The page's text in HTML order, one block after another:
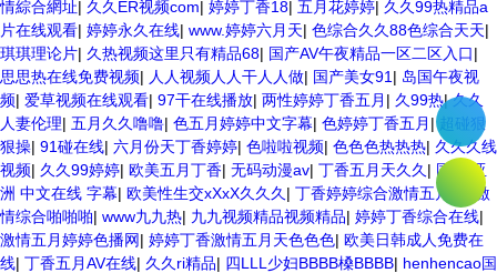
情綜合網址| 久久ER视频com| 婷婷丁香18| 五月花婷婷| 久久99热精品a
片在线观看| 婷婷永久在线| www.婷婷六月天| 色综合久久88色综合天天|
琪琪理论片| 久热视频这里只有精品68| 国产AV午夜精品一区二区入口|
思思热在线免费视频| 人人视频人人干人人做| 国产美女91 | 岛国午夜视
频| 爱草视频在线观看| 97干在线播放| 两性婷婷丁香五月 | 久99热|久久
人妻伦理| 五月久久噜噜| 色五月婷婷中文字幕| 色婷婷丁香五月 | 超碰狠
狠操| 91碰在线| 六月份天丁香婷婷| 色啦啦视频| 色色色热热热| 久久久线
视频| 久久99婷婷| 欧美五月丁香| 无码动漫av| 丁香五月天久久 | 国产 亚
洲 中文在线 字幕| 欧美性生交xXxX久久久 | 丁香婷婷综合激情五月色
激
情综合啪啪啪| www九九热| 九九视频精品视频精品| 婷婷丁香综合在线|
激情五月婷婷色播网| 婷婷丁香激情五月天色色色| 欧美日韩成人免费在
线| 丁香五月AV在线| 久久ri精品| 四LLL少妇BBBB槡BBBB| henhencao国